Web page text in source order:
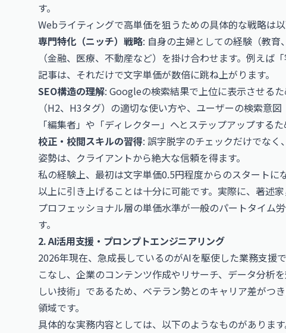
す。
Webライティングで高単価を狙うための具体的な戦略は以
専門特化（ニッチ）戦略: 自身の主婦としての経験（教
（金融、医療、不動産など）を掛け合わせます。例えば
記事は、それだけで文字単価が数倍に跳ね上がります。
SEO構造の理解: Googleの検索結果で上位に表示させる
（H2、H3タグ）の適切な使い方や、ユーザーの検索意
「編集者」や「ディレクター」へとステップアップするた
校正・校閲スキルの習得: 誤字脱字のチェックだけでな
姿勢は、クライアントから絶大な信頼を得ます。
私の経験上、最初は文字単価0.5円程度からのスタート
以上に引き上げることは十分に可能です。実際に、 著述
プロフェッショナル層の単価水準が一般のパートタイム
す。
2. AI活用支援・プロンプトエンジニアリング
2026年現在、急成長しているのがAIを駆使した業務支援
こなし、企業のコンテンツ作成やリサーチ、データ分析
しい技術」であるため、ベテラン勢とのキャリア差がつ
領域です。
具体的な実務内容としては、以下のようなものがあります